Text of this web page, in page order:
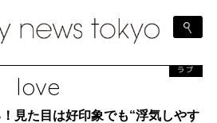
love
ラブ
見た目は好印象でも“浮気しやす